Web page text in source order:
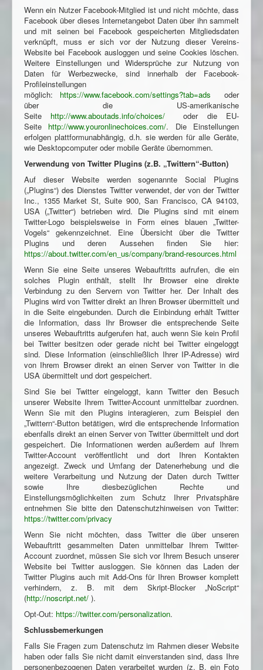
Wenn ein Nutzer Facebook-Mitglied ist und nicht möchte, dass
Facebook über dieses Internetangebot Daten über ihn sammelt
und mit seinen bei Facebook gespeicherten Mitgliedsdaten
verknüpft, muss er sich vor der Nutzung dieser Vereins-
Website bei Facebook ausloggen und seine Cookies löschen.
Weitere Einstellungen und Widersprüche zur Nutzung von
Daten für Werbezwecke, sind innerhalb der Facebook-
Profileinstellungen
möglich: https://www.facebook.com/settings?tab=ads oder
über die US-amerikanische
Seite http://www.aboutads.info/choices/ oder die EU-
Seite http://www.youronlinechoices.com/. Die Einstellungen
erfolgen plattformunabhängig, d.h. sie werden für alle Geräte,
wie Desktopcomputer oder mobile Geräte übernommen.
Verwendung von Twitter Plugins (z.B. „Twittern“-Button)
Auf dieser Website werden sogenannte Social Plugins
(„Plugins“) des Dienstes Twitter verwendet, der von der Twitter
Inc., 1355 Market St, Suite 900, San Francisco, CA 94103,
USA („Twitter“) betrieben wird. Die Plugins sind mit einem
Twitter-Logo beispielsweise in Form eines blauen „Twitter-
Vogels“ gekennzeichnet. Eine Übersicht über die Twitter
Plugins und deren Aussehen finden Sie hier:
https://about.twitter.com/en_us/company/brand-resources.html
Wenn Sie eine Seite unseres Webauftritts aufrufen, die ein
solches Plugin enthält, stellt Ihr Browser eine direkte
Verbindung zu den Servern von Twitter her. Der Inhalt des
Plugins wird von Twitter direkt an Ihren Browser übermittelt und
in die Seite eingebunden. Durch die Einbindung erhält Twitter
die Information, dass Ihr Browser die entsprechende Seite
unseres Webauftritts aufgerufen hat, auch wenn Sie kein Profil
bei Twitter besitzen oder gerade nicht bei Twitter eingeloggt
sind. Diese Information (einschließlich Ihrer IP-Adresse) wird
von Ihrem Browser direkt an einen Server von Twitter in die
USA übermittelt und dort gespeichert.
Sind Sie bei Twitter eingeloggt, kann Twitter den Besuch
unserer Website Ihrem Twitter-Account unmittelbar zuordnen.
Wenn Sie mit den Plugins interagieren, zum Beispiel den
„Twittern“-Button betätigen, wird die entsprechende Information
ebenfalls direkt an einen Server von Twitter übermittelt und dort
gespeichert. Die Informationen werden außerdem auf Ihrem
Twitter-Account veröffentlicht und dort Ihren Kontakten
angezeigt. Zweck und Umfang der Datenerhebung und die
weitere Verarbeitung und Nutzung der Daten durch Twitter
sowie Ihre diesbezüglichen Rechte und
Einstellungsmöglichkeiten zum Schutz Ihrer Privatsphäre
entnehmen Sie bitte den Datenschutzhinweisen von Twitter:
https://twitter.com/privacy
Wenn Sie nicht möchten, dass Twitter die über unseren
Webauftritt gesammelten Daten unmittelbar Ihrem Twitter-
Account zuordnet, müssen Sie sich vor Ihrem Besuch unserer
Website bei Twitter ausloggen. Sie können das Laden der
Twitter Plugins auch mit Add-Ons für Ihren Browser komplett
verhindern, z. B. mit dem Skript-Blocker „NoScript“
(http://noscript.net/ ).
Opt-Out: https://twitter.com/personalization.
Schlussbemerkungen
Falls Sie Fragen zum Datenschutz im Rahmen dieser Website
haben oder falls Sie nicht damit einverstanden sind, dass Ihre
personenbezogenen Daten verarbeitet wurden (z. B. ein Foto